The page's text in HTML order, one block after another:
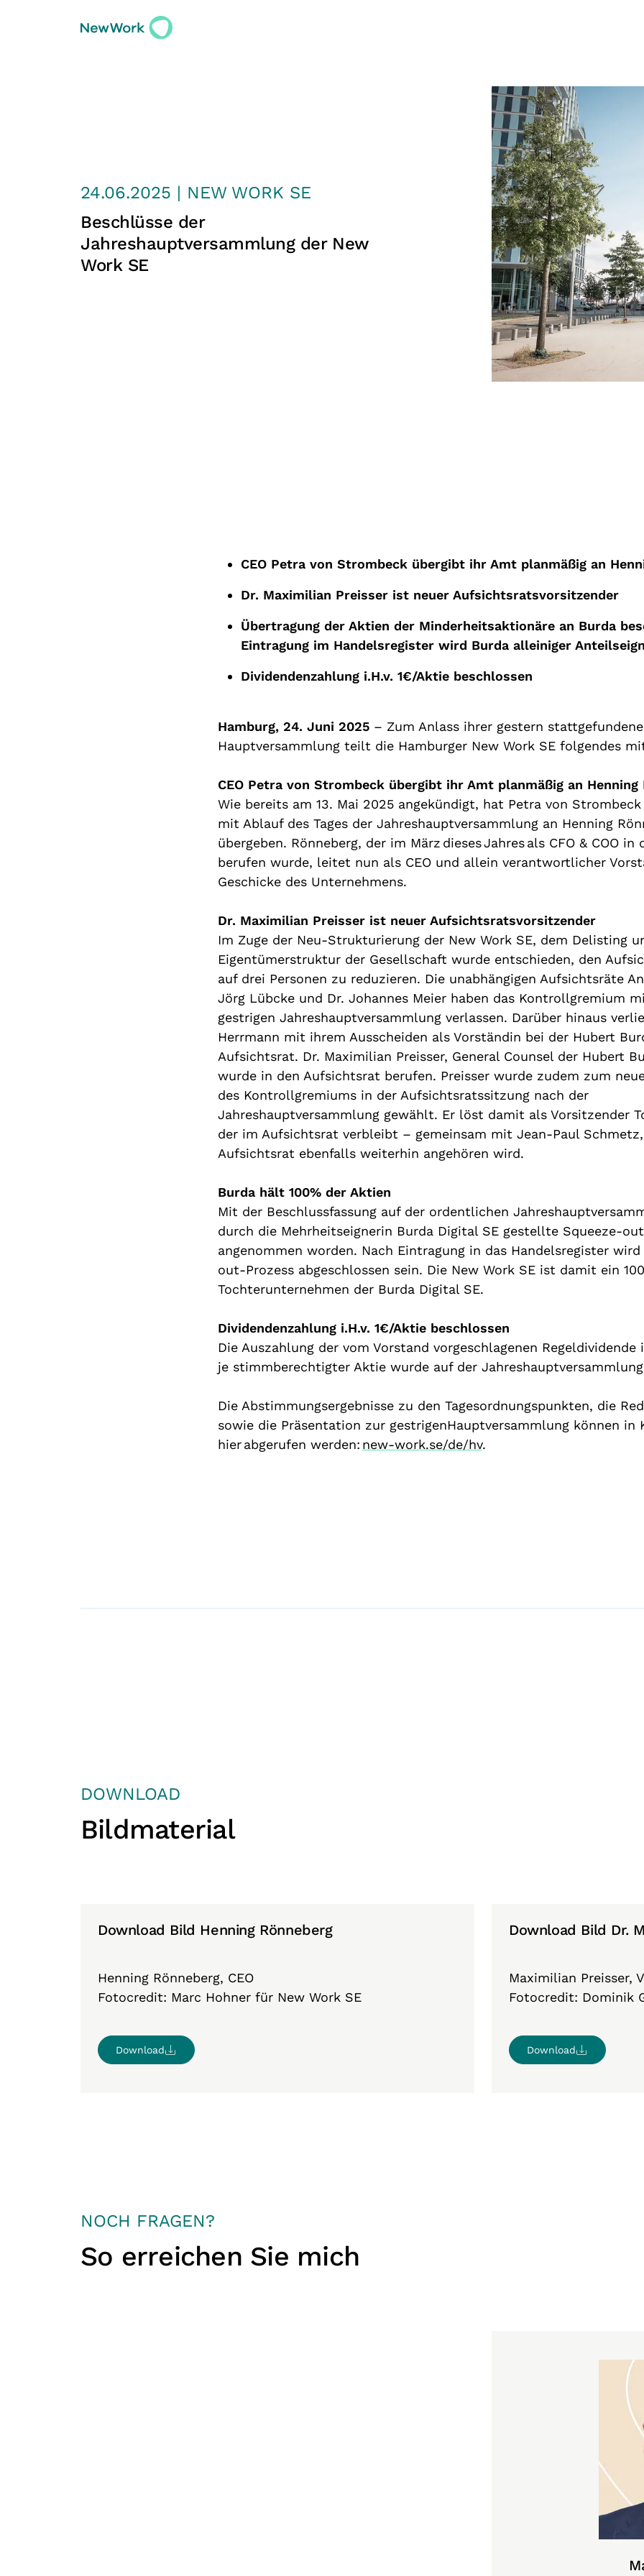
24.06.2025 | NEW WORK SE
Beschlüsse der
Jahreshauptversammlung der New
Work SE
CEO Petra von Strombeck übergibt ihr Amt planmäßig an
Dr. Maximilian Preisserist neuer Aufsichtsratsvorsitzender
Übertragung der Aktien der Minderheitsaktionäre an Burda
Eintragung im Handelsregister wird Burda alleiniger
Dividendenzahlung i.H.v. 1€/Aktie beschlossen
Hamburg, 24. Juni 2025– Zum Anlass ihrer gestern
Hauptversammlung teilt die Hamburger New Work SE folgendes
CEO Petra von Strombeck übergibt ihr Amt planmäßig an Henning
Wie bereits am 13. Mai 2025 angekündigt, hat Petra von Strombeck
mit Ablauf des Tages der Jahreshauptversammlung an Henning
übergeben. Rönneberg, derim März dieses Jahres als CFO & COO in
berufen wurde, leitet nun als CEO und allein verantwortlicher
Geschicke des Unternehmens.
Dr. Maximilian Preisserist neuer Aufsichtsratsvorsitzender
Im Zuge der Neu-Strukturierung der New Work SE, dem Delisting
Eigentümerstruktur der Gesellschaft wurde entschieden, den
auf drei Personen zu reduzieren. Die unabhängigen Aufsichtsräte
Jörg Lübcke und Dr. Johannes Meier haben das Kontrollgremium
gestrigen Jahreshauptversammlungverlassen. Darüber hinaus
Herrmann mit ihrem Ausscheiden als Vorständin bei der Hubert
Aufsichtsrat. Dr. Maximilian Preisser, General Counselder Hubert
wurde in den Aufsichtsrat berufen. Preisser wurde zudem zum
des Kontrollgremiumsin der Aufsichtsratssitzung nach der
Jahreshauptversammlunggewählt. Er löst damit als Vorsitzender
der im Aufsichtsrat verbleibt – gemeinsam mit Jean-Paul
Aufsichtsrat ebenfalls weiterhin angehören wird.
Burda hält 100% der Aktien
Mit der Beschlussfassung auf der ordentlichen
durch die Mehrheitseignerin Burda Digital SE gestellteSqueeze-
angenommen worden. Nach Eintragung in das Handelsregister wird
out-Prozess abgeschlossen sein. Die New Work SE ist damit ein
Tochterunternehmen der Burda Digital SE.
Dividendenzahlung i.H.v. 1€/Aktie beschlossen
Die Auszahlung der vom Vorstand vorgeschlagenen Regeldividende
je stimmberechtigter Aktie wurde auf der
Die Abstimmungsergebnisse zu den Tagesordnungspunkten, die
sowie die Präsentation zur gestrigenHauptversammlung können in
hier abgerufen werden: new-work.se/de/hv.
DOWNLOAD
Bildmaterial
Download Bild Henning Rönneberg
Henning Rönneberg, CEO
Fotocredit: Marc Hohner für New Work SE
Download
Download Bild Dr.
Maximilian Preisser,
Fotocredit: Dominik
Download
NOCH FRAGEN?
So erreichen Sie mich